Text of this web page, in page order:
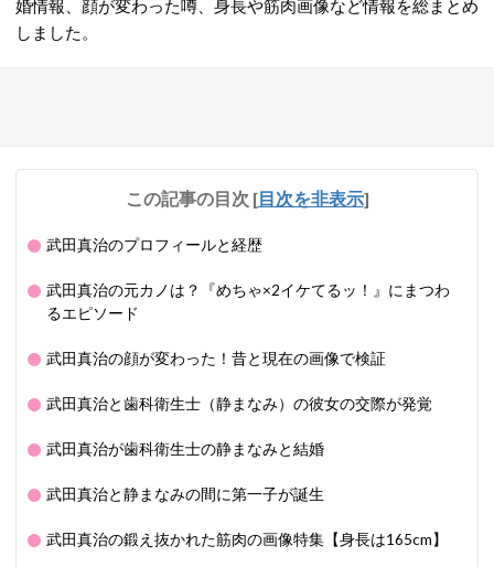
婚情報、顔が変わった噂、身長や筋肉画像など情報を総まとめ
しました。
この記事の目次 [目次を非表示]
武田真治のプロフィールと経歴
武田真治の元カノは？『めちゃ×2イケてるッ！』にまつわ
るエピソード
武田真治の顔が変わった！昔と現在の画像で検証
武田真治と歯科衛生士（静まなみ）の彼女の交際が発覚
武田真治が歯科衛生士の静まなみと結婚
武田真治と静まなみの間に第一子が誕生
武田真治の鍛え抜かれた筋肉の画像特集【身長は165cm】